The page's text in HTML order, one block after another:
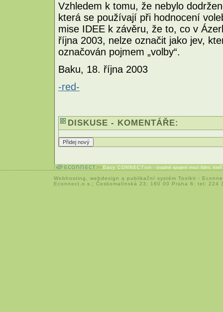
Vzhledem k tomu, že nebylo
která se používají při hodnocení
mise IDEE k závěru, že to, co v
října 2003, nelze označit jako jev,
označován pojmem „volby“.
Baku, 18. října 2003
-red-
DISKUSE - KOMENTÁŘE:
Easy CONNECTion - snadné spojení mezi lidmi,
Webhosting webdesign a publikační systém Toolkit -
Econnect,o.s.; Českomalínská 23; 160 00 Praha 6; tel: 224